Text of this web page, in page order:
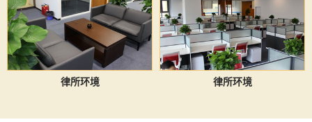
律所环境 律所环境